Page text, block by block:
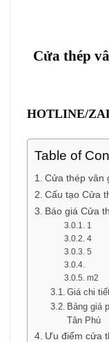
Cửa thép
HOTLINE/
Table of
Cửa thép vân
Cấu tạo Cửa
Báo giá Cửa
1
4
5
m2
Giá chi
Bảng giá
Tân Phú
Ưu điểm cửa